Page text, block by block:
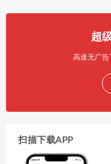
超
高速无广告
扫描下载APP